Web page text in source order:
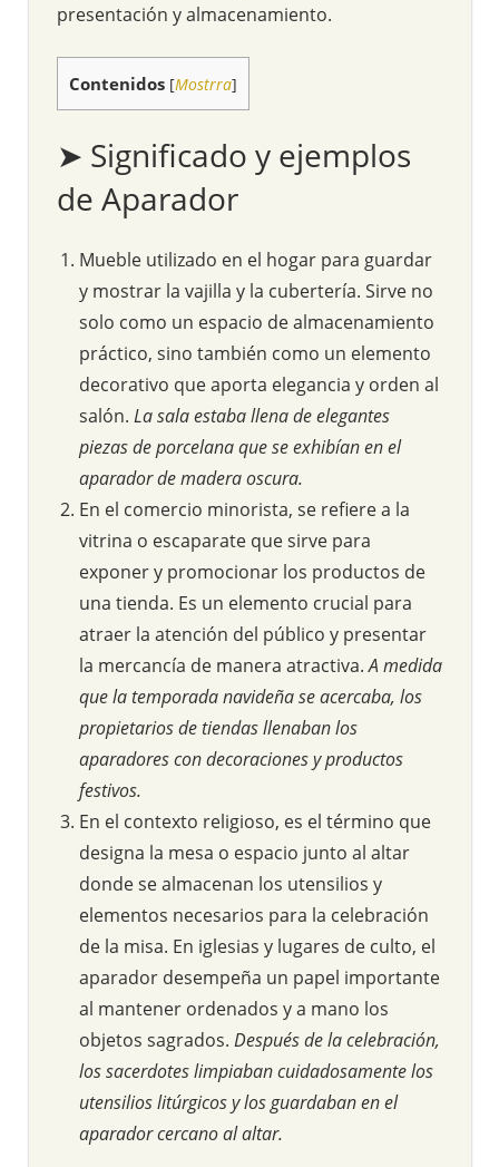
presentación y almacenamiento.
Contenidos [Mostrra]
➤ Significado y ejemplos
de Aparador
Mueble utilizado en el hogar para guardar
y mostrar la vajilla y la cubertería. Sirve no
solo como un espacio de almacenamiento
práctico, sino también como un elemento
decorativo que aporta elegancia y orden al
salón. La sala estaba llena de elegantes
piezas de porcelana que se exhibían en el
aparador de madera oscura.
En el comercio minorista, se refiere a la
vitrina o escaparate que sirve para
exponer y promocionar los productos de
una tienda. Es un elemento crucial para
atraer la atención del público y presentar
la mercancía de manera atractiva.A medida
que la temporada navideña se acercaba, los
propietarios de tiendas llenaban los
aparadores con decoraciones y productos
festivos.
En el contexto religioso, es el término que
designa la mesa o espacio junto al altar
donde se almacenan los utensilios y
elementos necesarios para la celebración
de la misa. En iglesias y lugares de culto, el
aparador desempeña un papel importante
al mantener ordenados y a mano los
objetos sagrados. Después de la celebración,
los sacerdotes limpiaban cuidadosamente los
utensilios litúrgicos y los guardaban en el
aparador cercano al altar.